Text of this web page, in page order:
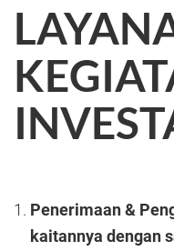
Penerimaan &
kaitannya dengan